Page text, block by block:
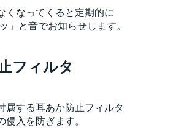
くなってくると定期的に
」と音でお知らせします。
フィルタ
属する耳あか防止フィルタ
侵入を防ぎます。